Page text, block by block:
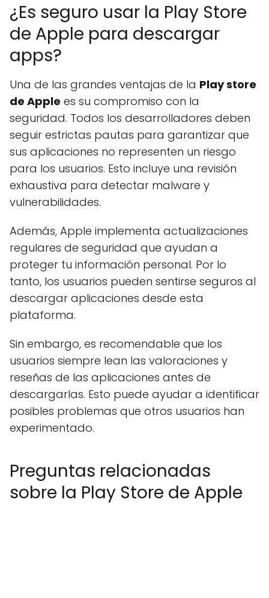
¿Es seguro usar la Play Store
de Apple para descargar
apps?
Una de las grandes ventajas de la Play store
de Apple es su compromiso con la
seguridad. Todos los desarrolladores deben
seguir estrictas pautas para garantizar que
sus aplicaciones no representen un riesgo
para los usuarios. Esto incluye una revisión
exhaustiva para detectar malware y
vulnerabilidades.
Además, Apple implementa actualizaciones
regulares de seguridad que ayudan a
proteger tu información personal. Por lo
tanto, los usuarios pueden sentirse seguros al
descargar aplicaciones desde esta
plataforma.
Sin embargo, es recomendable que los
usuarios siempre lean las valoraciones y
reseñas de las aplicaciones antes de
descargarlas. Esto puede ayudar a identificar
posibles problemas que otros usuarios han
experimentado.
Preguntas relacionadas
sobre la Play Store de Apple